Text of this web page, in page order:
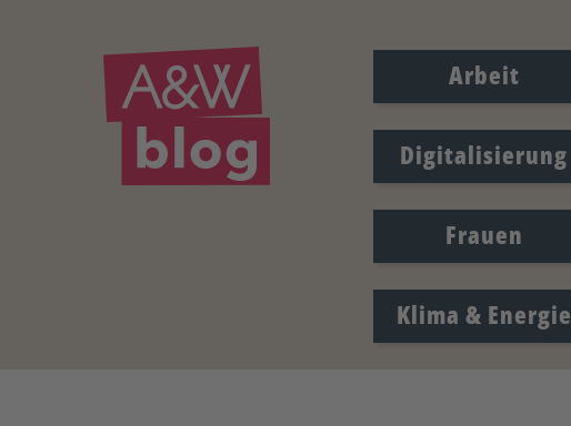
Arbeit
Digitalisierung
Frauen
Klima & Energie